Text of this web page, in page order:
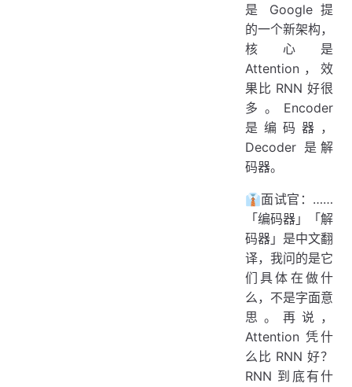
是 Google 提
的一个新架构，
核心是
Attention，效
果比 RNN 好很
多。Encoder
是编码器，
Decoder 是解
码器。
👔面试官：……
「编码器」「解
码器」是中文翻
译，我问的是它
们具体在做什
么，不是字面意
思。再说，
Attention 凭什
么比 RNN 好？
RNN 到底有什